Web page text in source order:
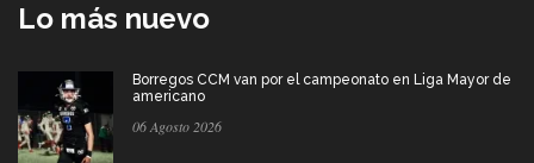
Lo más nuevo
Borregos CCM van por el campeonato en Liga Mayor de
americano
06 Agosto 2026